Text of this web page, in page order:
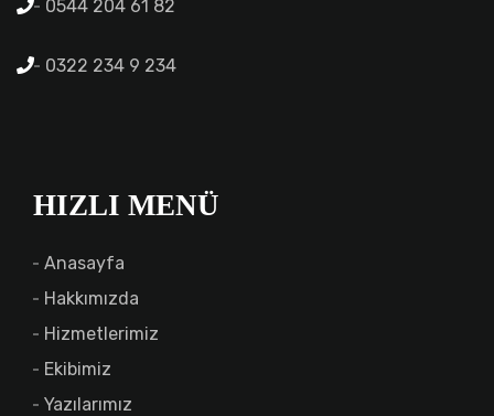
0544 204 61 82
0322 234 9 234
HIZLI MENÜ
Anasayfa
Hakkımızda
Hizmetlerimiz
Ekibimiz
Yazılarımız